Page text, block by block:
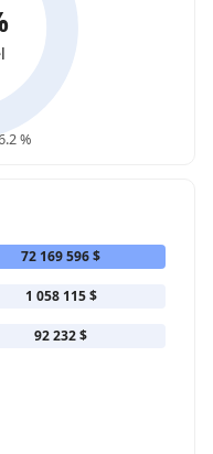
%
72 169 596 $
1 058 115 $
92 232 $